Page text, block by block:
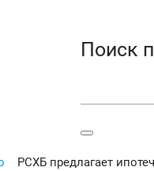
Поиск
РСХБ предлагает